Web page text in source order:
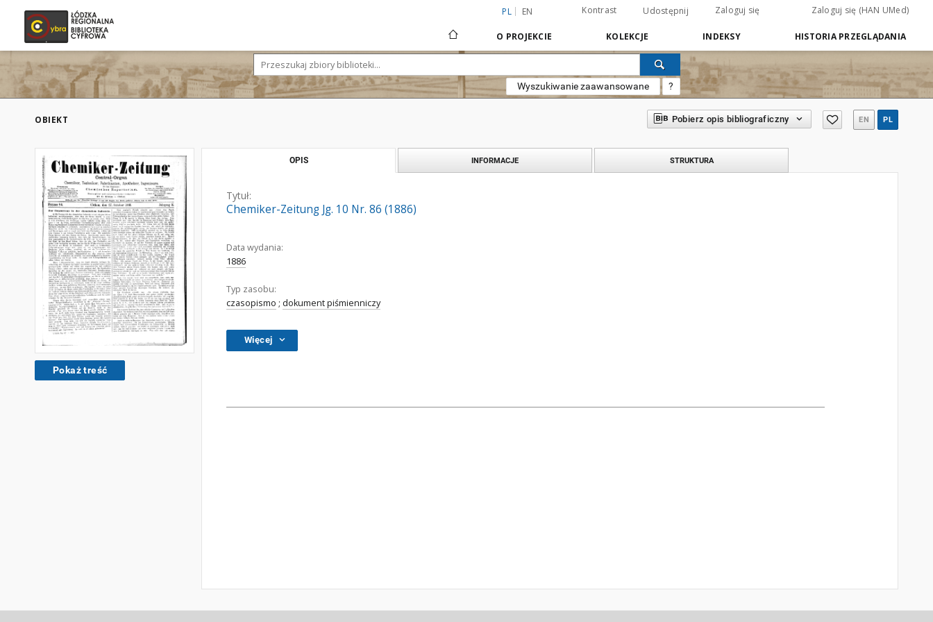
PL EN Kontrast Udostępnij Zaloguj się Zaloguj się (HAN UMed)
O PROJEKCIE KOLEKCJE INDEKSY HISTORIA PRZEGLĄDANIA
Wyszukiwanie zaawansowane ?
OBIEKT Pobierz opis bibliograficzny EN PL
Pokaż treść
OPIS INFORMACJE STRUKTURA
Tytuł:
Chemiker-Zeitung Jg. 10 Nr. 86 (1886)
Data wydania:
1886
Typ zasobu:
czasopismo ; dokument piśmienniczy
Więcej